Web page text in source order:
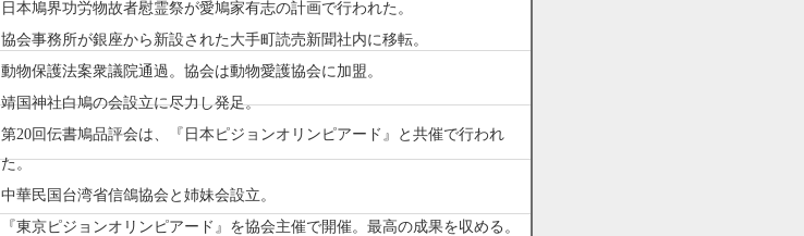
日本鳩界功労物故者慰霊祭が愛鳩家有志の計画で行われた。
協会事務所が銀座から新設された大手町読売新聞社内に移転。
動物保護法案衆議院通過。協会は動物愛護協会に加盟。
靖国神社白鳩の会設立に尽力し発足。
第20回伝書鳩品評会は、『日本ピジョンオリンピアード』と共催で行われ
た。
中華民国台湾省信鴿協会と姉妹会設立。
『東京ピジョンオリンピアード』を協会主催で開催。最高の成果を収める。